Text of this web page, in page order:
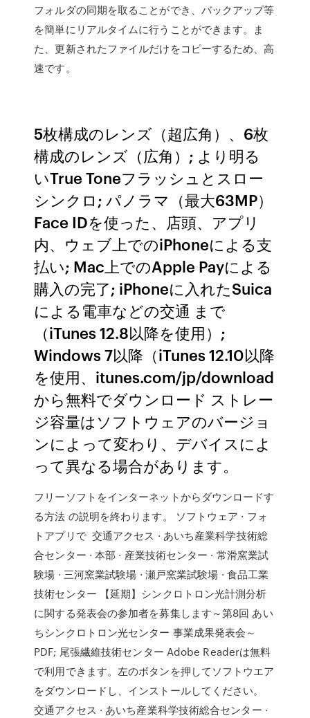
フォルダの同期を取ることができ、バックアップ等
を簡単にリアルタイムに行うことができます。ま
た、更新されたファイルだけをコピーするため、高
速です。
5枚構成のレンズ（超広角）、6枚
構成のレンズ（広角）; より明る
いTrue Toneフラッシュとスロー
シンクロ; パノラマ（最大63MP）
Face IDを使った、店頭、アプリ
内、ウェブ上でのiPhoneによる支
払い; Mac上でのApple Payによる
購入の完了; iPhoneに入れたSuica
による電車などの交通 まで
（iTunes 12.8以降を使用）;
Windows 7以降（iTunes 12.10以降
を使用、itunes.com/jp/download
から無料でダウンロード ストレー
ジ容量はソフトウェアのバージョ
ンによって変わり、デバイスによ
って異なる場合があります。
フリーソフトをインターネットからダウンロードす
る方法 の説明を終わります。 ソフトウェア · フォ
トアプリで 交通アクセス · あいち産業科学技術総
合センター · 本部 · 産業技術センター · 常滑窯業試
験場 · 三河窯業試験場 · 瀬戸窯業試験場 · 食品工業
技術センター 【延期】シンクロトロン光計測分析
に関する発表会の参加者を募集します～第8回 あい
ちシンクロトロン光センター 事業成果発表会～
PDF; 尾張繊維技術センター Adobe Readerは無料
で利用できます。左のボタンを押してソフトウエア
をダウンロードし、インストールしてください。
交通アクセス · あいち産業科学技術総合センター ·